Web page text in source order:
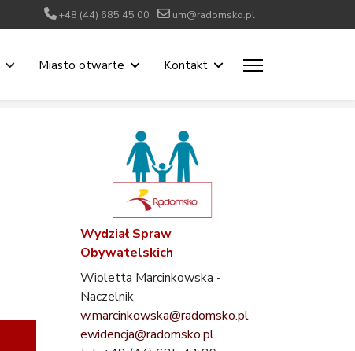
+48 (44) 685 45 00 um@radomsko.pl
Miasto otwarte Kontakt
Wydział Spraw
Obywatelskich
Wioletta Marcinkowska -
Naczelnik
w.marcinkowska@radomsko.pl
ewidencja@radomsko.pl